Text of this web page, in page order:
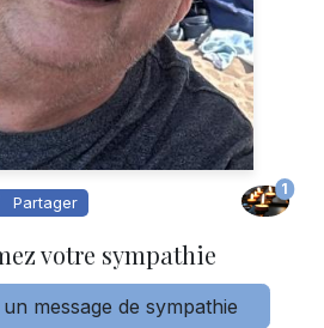
Partager
1
votre sympathie
message de sympathie